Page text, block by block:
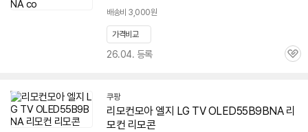
배송비 3,000원
가격비교
26.04. 등록
관
쿠팡
리모컨모아 엘지 LG TV OLED55B9BNA 리
모컨 리모콘